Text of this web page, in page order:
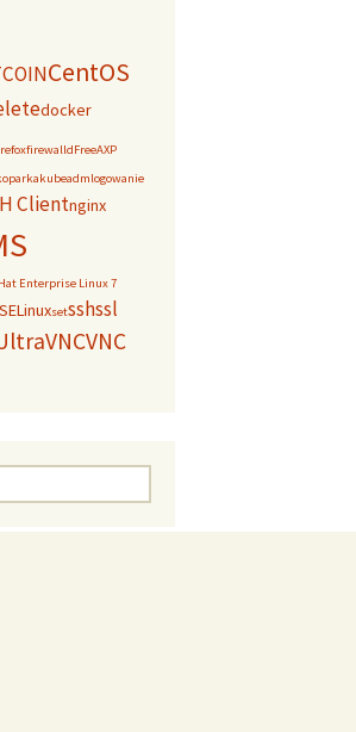
CentOS
docker
firewalldFreeAXP
kubeadmlogowanie
Clientnginx
Enterprise Linux 7
SELinuxsetsshssl
VNC